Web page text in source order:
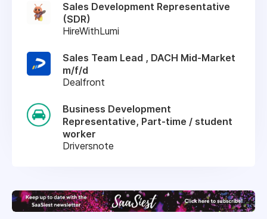
Sales Development Representative
(SDR)
HireWithLumi
Sales Team Lead , DACH Mid-Market
m/f/d
Dealfront
Business Development
Representative, Part-time / student
worker
Driversnote